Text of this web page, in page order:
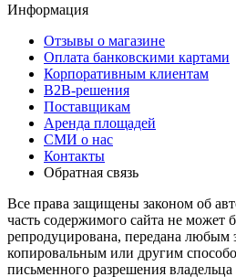
Информация
Отзывы о магазине
Оплата банковскими картами
Корпоративным клиентам
B2B-решения
Поставщикам
Аренда площадей
СМИ о нас
Контакты
Обратная связь
Все права защищены законом об
часть содержимого сайта не может
репродуцирована, передана любым
копировальным или другим
письменного разрешения владельца